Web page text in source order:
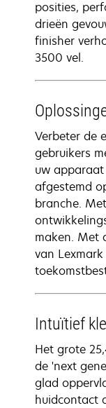
posities,
drieën
finisher
3500 vel.
Verbeter de
gebruikers
uw
afgestemd
branche.
maken. Met
van
Intuïtief
Het grote
de 'next
glad
huidcontact